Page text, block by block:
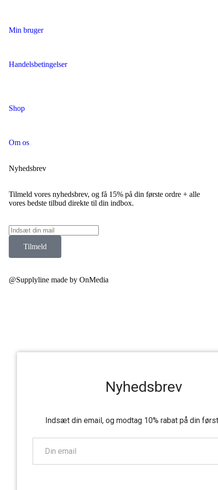
Min bruger
Handelsbetingelser
Shop
Om os
Nyhedsbrev
Tilmeld vores nyhedsbrev, og få 15% på din første ordre + alle
vores bedste tilbud direkte til din indbox.
Tilmeld
@Supplyline made by OnMedia
Nyhedsbrev
Indsæt din email, og modtag 10% rabat på din